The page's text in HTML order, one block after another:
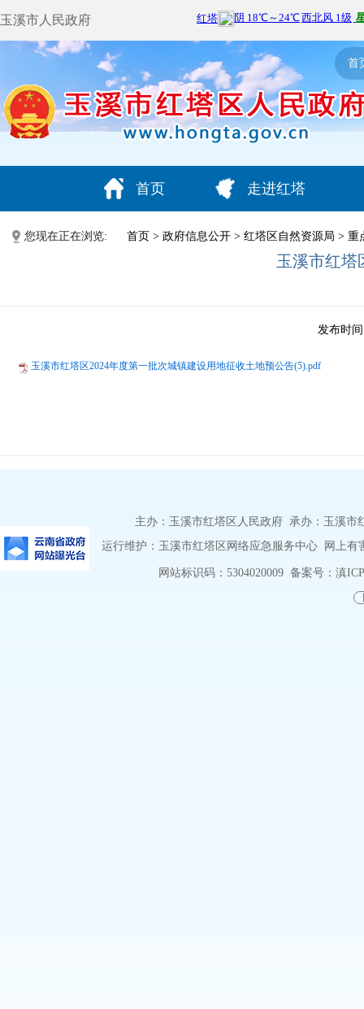
玉溪市人民政府
首
首页 走进红塔
您现在正在浏览: 首页 > 政府信息公开 > 红塔区自然资源局 > 重
玉溪市红塔
发布时间
玉溪市红塔区2024年度第一批次城镇建设用地征收土地预公告(5).pdf
主办：玉溪市红塔区人民政府 承办：玉溪市
运行维护：玉溪市红塔区网络应急服务中心 网上有
网站标识码：5304020009备案号：滇